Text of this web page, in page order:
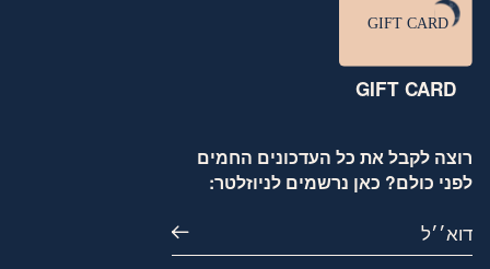
רוצה לקבל את כל העדכונים החמים
לפני כולם? כאן נרשמים לניוזלטר:
דוא׳׳ל
GIFT CARD